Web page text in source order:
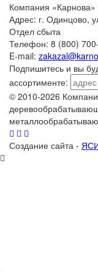
Компания «Карнова»
Адрес: г. Одинцово,
Отдел сбыта
Телефон: 8 (800)
E-mail:
Подпишитесь и вы
ассортименте:
© 2010-2026
Создание сайта -